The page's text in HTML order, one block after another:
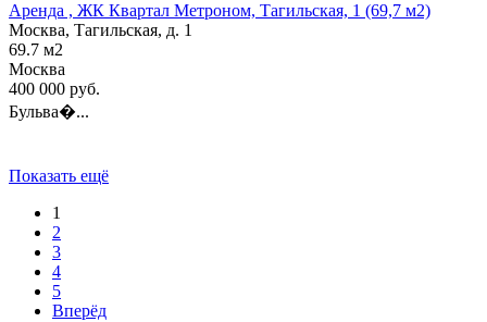
Аренда , ЖК Квартал Метроном, Тагильская, 1 (69,7 м2)
Москва, Тагильская, д. 1
69.7 м2
Москва
400 000 руб.
Бульва�...
Показать ещё
1
2
3
4
5
Вперёд